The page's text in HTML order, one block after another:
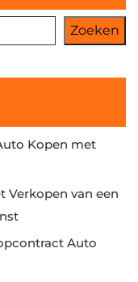
Zoeken
Kopen met
Verkopen van een
Auto